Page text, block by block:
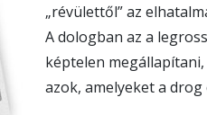
„révülettől” az
A dologban az a
képtelen
azok, amelyeket a